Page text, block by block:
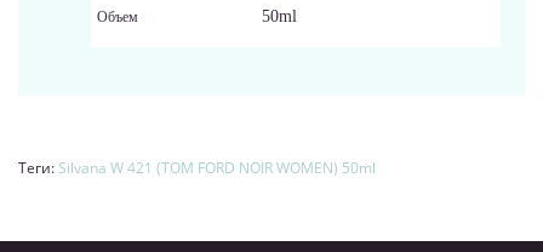
Объем 50ml
Теги: Silvana W 421 (TOM FORD NOIR WOMEN) 50ml